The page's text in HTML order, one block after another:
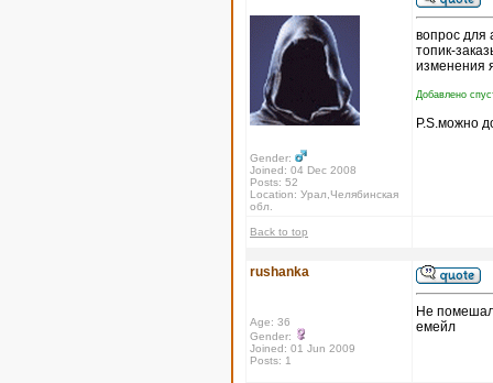
Gender:
Joined: 04 Dec 2008
Posts: 52
Location: Урал,Челябинская
обл.
вопрос для
топик-
изменения
Добавлено
P.S.можно
Back to top
rushanka
Age: 36
Gender:
Joined: 01 Jun 2009
Posts: 1
Не
емейл